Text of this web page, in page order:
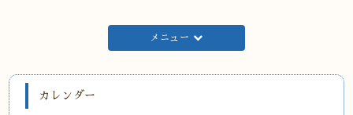
メニュー
カレンダー